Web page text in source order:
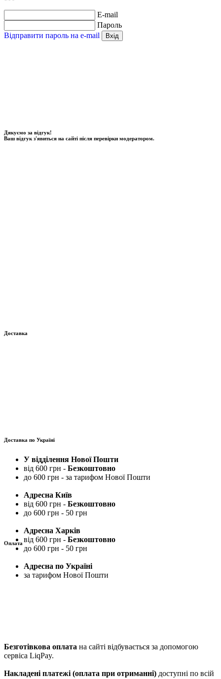
E-mail
Пароль
Відправити пароль на e-mail
Вхід
Дякуємо за відгук!
Ваш відгук з'явиться на сайті після перевірки модератором.
Доставка
Доставка по Україні
У відділення Нової Пошти
від 600 грн - Безкоштовно
до 600 грн - за тарифом Нової Пошти
Адресна Київ
від 600 грн - Безкоштовно
до 600 грн - 50 грн
Адресна Харків
від 600 грн - Безкоштовно
до 600 грн - 50 грн
Адресна по Україні
за тарифом Нової Пошти
Оплата
Безготівкова оплата на сайті відбувається за допомогою
сервіса LiqPay.
Накладені платежі (оплата при отриманні) доступні по всій